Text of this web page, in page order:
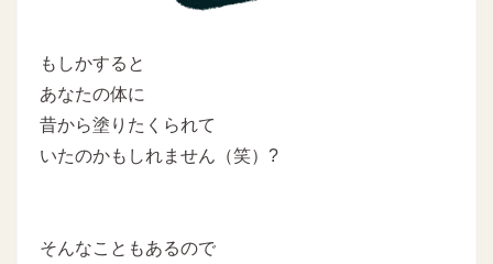
もしかすると
あなたの体に
昔から塗りたくられて
いたのかもしれません（笑）?
そんなこともあるので